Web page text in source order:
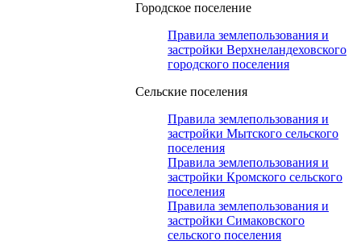
Городское поселение
Правила землепользования и
застройки Верхнеландеховского
городского поселения
Сельские поселения
Правила землепользования и
застройки Мытского сельского
поселения
Правила землепользования и
застройки Кромского сельского
поселения
Правила землепользования и
застройки Симаковского
сельского поселения